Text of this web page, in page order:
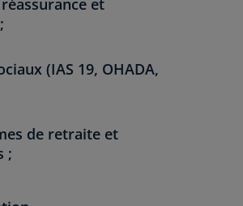
(IAS 19, OHADA,
de retraite et
;